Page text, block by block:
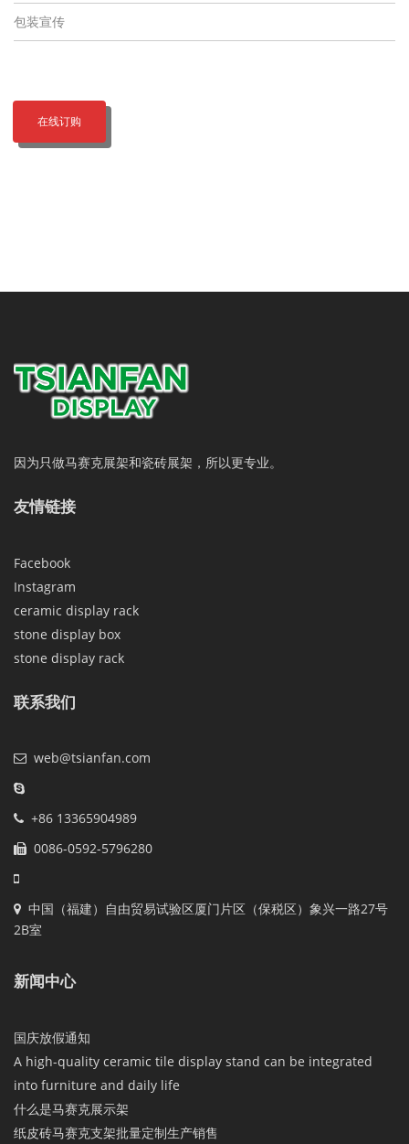
包装宣传
在线订购
因为只做马赛克展架和瓷砖展架，所以更专业。
友情链接
Facebook
Instagram
ceramic display rack
stone display box
stone display rack
联系我们
web@tsianfan.com
+86 13365904989
0086-0592-5796280
中国（福建）自由贸易试验区厦门片区（保税区）象兴一路27号
2B室
新闻中心
国庆放假通知
A high-quality ceramic tile display stand can be integrated
into furniture and daily life
什么是马赛克展示架
纸皮砖马赛克支架批量定制生产销售